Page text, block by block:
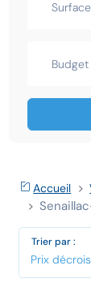
Accueil
Trier par :